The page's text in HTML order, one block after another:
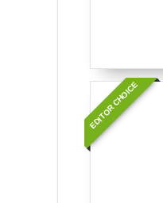
EDITOR CHOICE